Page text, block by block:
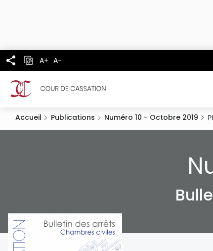
A+ A-
Accueil Publications Numéro 10 - Octobre 2019